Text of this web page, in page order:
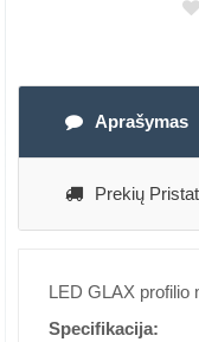
Aprašymas
Prekių
LED GLAX profilio
Specifikacija: